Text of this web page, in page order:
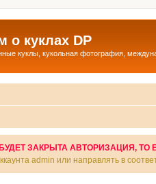
о куклах DP
куклы, кукольная фотография,
ЗАКРЫТА АВТОРИЗАЦИЯ, ТО
admin или направлять в